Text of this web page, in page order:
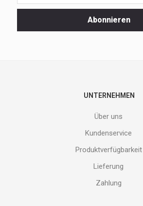
unsere
Abonnieren
UNTERNEHMEN
Über uns
Kundenservice
Produktverfügbarkeit
Lieferung
Zahlung